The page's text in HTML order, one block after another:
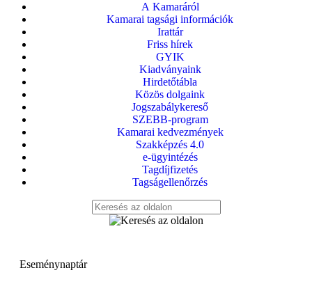
A Kamaráról
Kamarai tagsági információk
Irattár
Friss hírek
GYIK
Kiadványaink
Hirdetőtábla
Közös dolgaink
Jogszabálykereső
SZEBB-program
Kamarai kedvezmények
Szakképzés 4.0
e-ügyintézés
Tagdíjfizetés
Tagságellenőrzés
Eseménynaptár